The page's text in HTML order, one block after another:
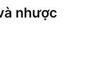
nhược